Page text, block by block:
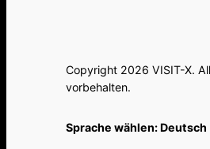
Copyright 2026 VISIT-X.
vorbehalten.
Sprache wählen:Deutsch